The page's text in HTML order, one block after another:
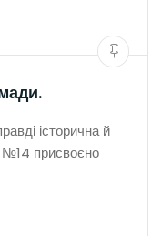
історична й
№14 присвоєно